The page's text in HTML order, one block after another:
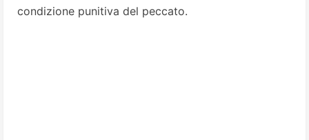
condizione punitiva del peccato.